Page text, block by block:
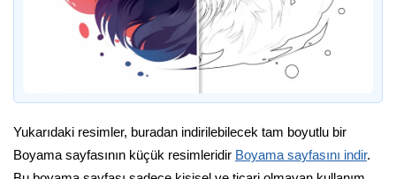
Yukarıdaki resimler, buradan indirilebilecek tam boyutlu bir
Boyama sayfasının küçük resimleridir Boyama sayfasını indir.